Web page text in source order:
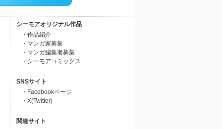
シーモアオリジナル作品
・作品紹介
・マンガ家募集
・マンガ編集者募集
・シーモアコミックス
SNSサイト
・Facebookページ
・X(Twitter)
関連サイト